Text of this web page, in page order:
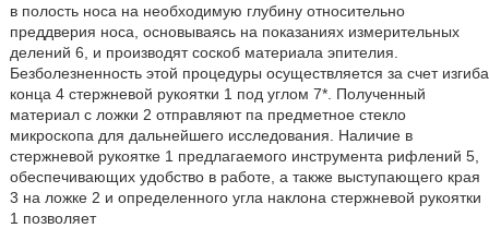
в полость носа на необходимую глубину относительно
преддверия носа, основываясь на показаниях измерительных
делений 6, и производят соскоб материала эпителия.
Безболезненность этой процедуры осуществляется за счет изгиба
конца 4 стержневой рукоятки 1 под углом 7*. Полученный
материал с ложки 2 отправляют па предметное стекло
микроскопа для дальнейшего исследования. Наличие в
стержневой рукоятке 1 предлагаемого инструмента рифлений 5,
обеспечивающих удобство в работе, а также выступающего края
3 на ложке 2 и определенного угла наклона стержневой рукоятки
1 позволяет